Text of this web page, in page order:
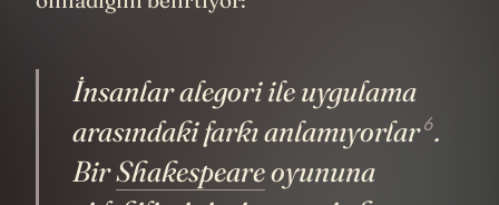
olmadığını belirtiyor:
İnsanlar alegori ile uygulama
arasındaki farkıanlamıyorlar .
Bir Shakespeareoyununa